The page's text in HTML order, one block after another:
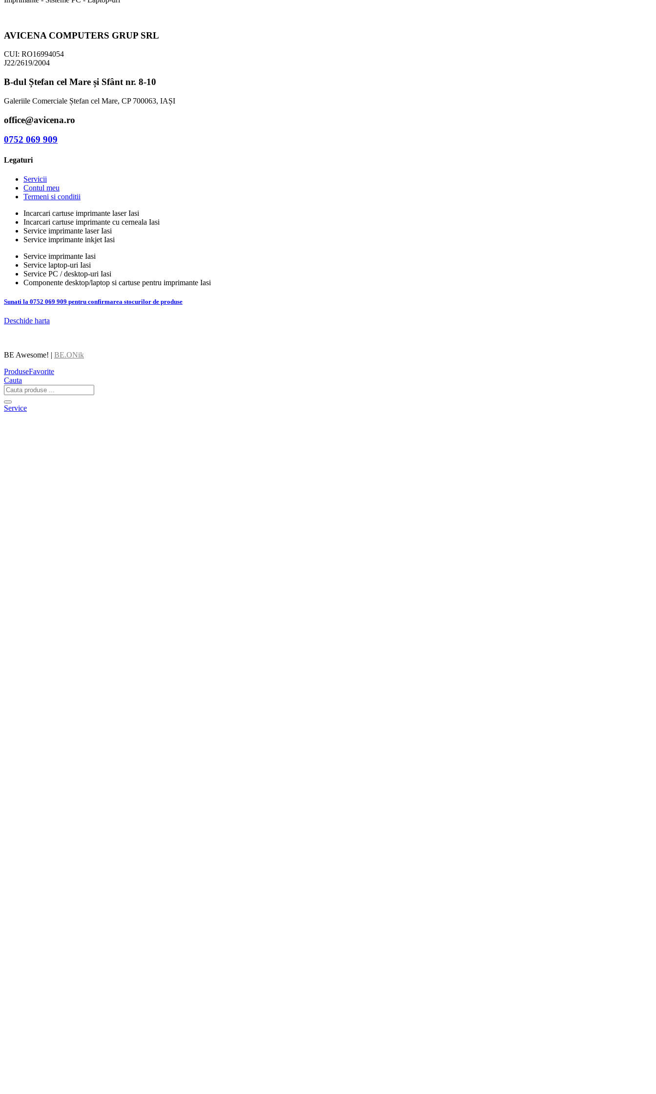
AVICENA COMPUTERS GRUP SRL
CUI: RO16994054
J22/2619/2004
B-dul Ștefan cel Mare și Sfânt nr. 8-10
Galeriile Comerciale Ștefan cel Mare, CP 700063, IAȘI
office@avicena.ro
0752 069 909
Legaturi
Servicii
Contul meu
Termeni si conditii
Incarcari cartuse imprimante laser Iasi
Incarcari cartuse imprimante cu cerneala Iasi
Service imprimante laser Iasi
Service imprimante inkjet Iasi
Service imprimante Iasi
Service laptop-uri Iasi
Service PC / desktop-uri Iasi
Componente desktop/laptop si cartuse pentru imprimante Iasi
Sunati la 0752 069 909 pentru confirmarea stocurilor de produse
Deschide harta
BE Awesome! | BE.ONik
ProduseFavorite
Cauta
Service